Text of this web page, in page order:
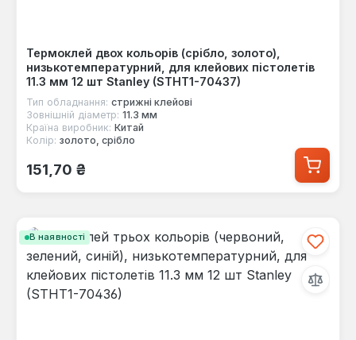
Термоклей двох кольорів (срібло, золото),
низькотемпературний, для клейових пістолетів
11.3 мм 12 шт Stanley (STHT1-70437)
Тип обладнання: стрижні клейові
Зовнішній діаметр: 11.3 мм
Країна виробник: Китай
Колір: золото, срібло
Звичайна ціна:
151,70 ₴
В наявності